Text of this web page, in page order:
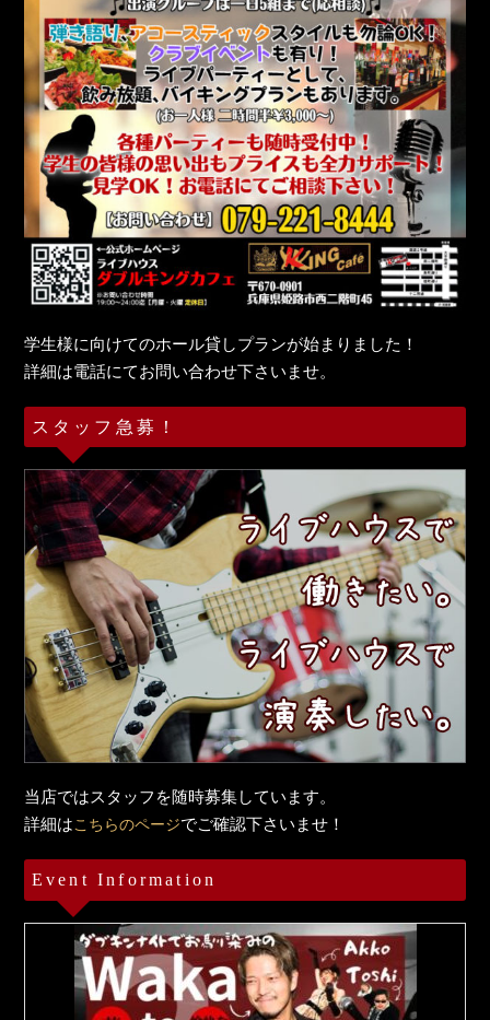
学生様に向けてのホール貸しプランが始まりました！
詳細は電話にてお問い合わせ下さいませ。
スタッフ急募！
当店ではスタッフを随時募集しています。
詳細はこちらのページでご確認下さいませ！
Event Information